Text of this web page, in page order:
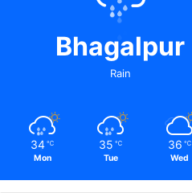
Bhagalpur
Rain
34 ℃
Mon
35 ℃
Tue
36 ℃
Wed